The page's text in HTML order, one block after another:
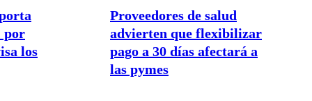
por
los
Proveedores de salud
advierten que flexibilizar
pago a 30 días afectará a
las pymes